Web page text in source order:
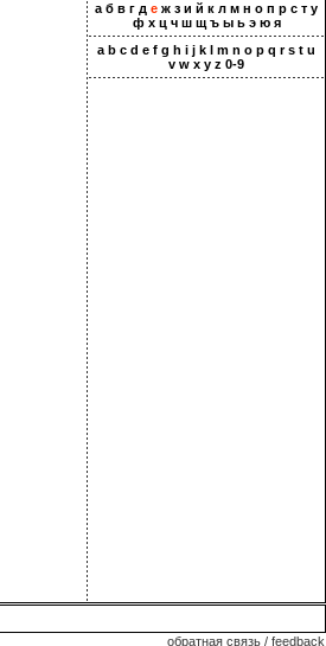
а б в г д е ж з и й к л м н о п р с т у
ф х ц ч ш щ ъ ы ь э ю я
a b c d e f g h i j k l m n o p q r s t u
v w x y z 0-9
обратная связь / feedback